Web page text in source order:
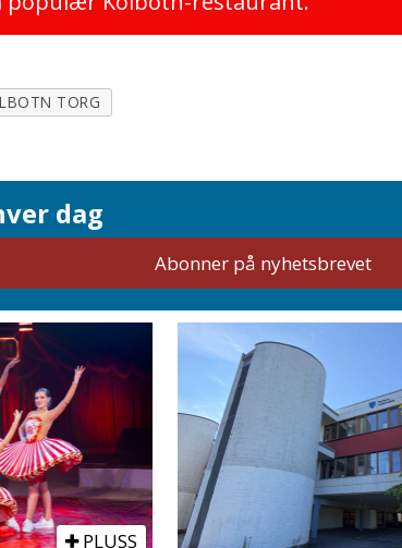
TORG
dag
PLUSS